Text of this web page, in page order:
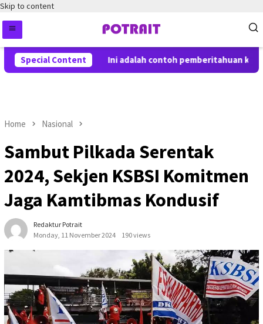
Skip to content
Special Content Ini adalah contoh pemberitahuan
Home Nasional
Sambut Pilkada Serentak
2024, Sekjen KSBSI Komitmen
Jaga Kamtibmas Kondusif
Redaktur Potrait
Monday, 11 November 2024
190 views